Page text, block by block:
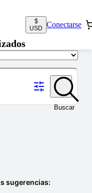
$
USD
Conectarse
Buscar
sugerencias: